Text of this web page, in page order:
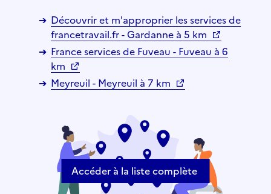
Découvrir et m'approprier les services de
francetravail.fr - Gardanne à 5 km
France services de Fuveau - Fuveau à 6
km
Meyreuil - Meyreuil à 7 km
Accéder à la liste complète